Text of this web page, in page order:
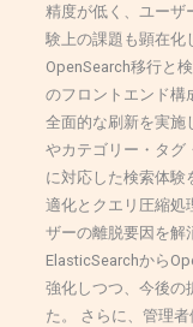
精度が低く、ユーザ
験上の課題も顕在化
OpenSearch移行と
のフロントエンド構
全面的な刷新を実施
やカテゴリー・タグ
に対応した検索体験
適化とクエリ圧縮処
ザーの離脱要因を解
ElasticSearchから
強化しつつ、今後の
た。 さらに、管理